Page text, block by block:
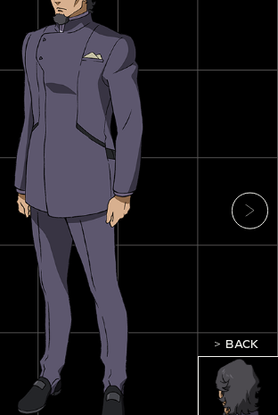
BACK